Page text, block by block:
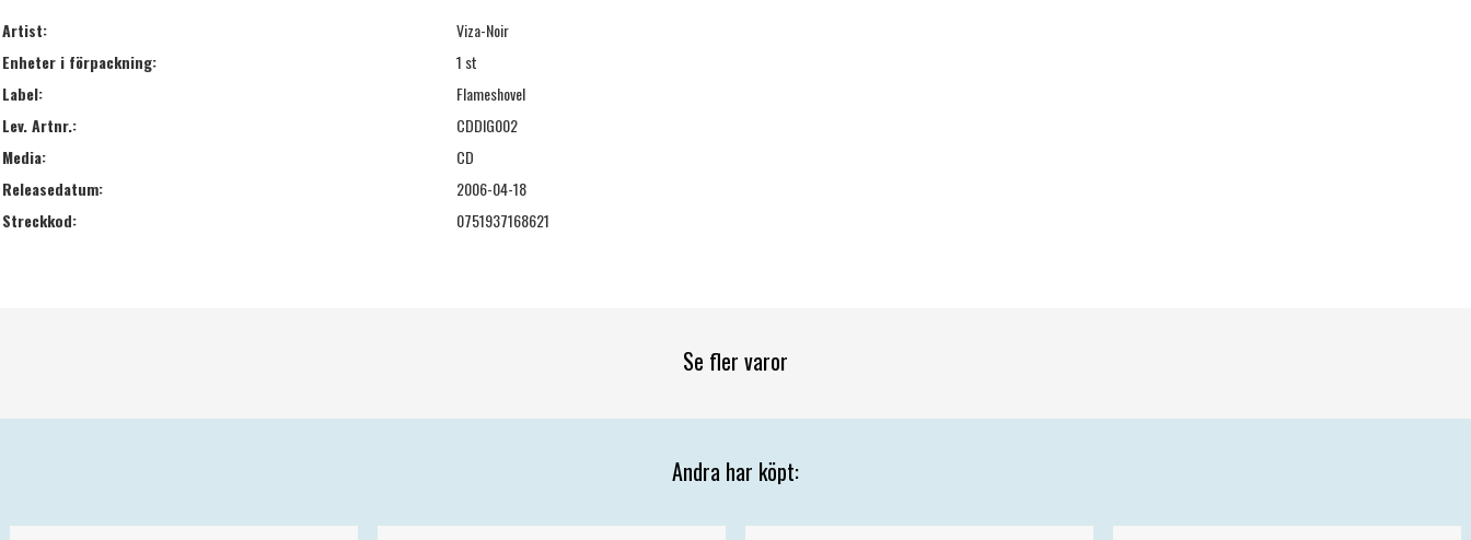
Artist:
Viza-Noir
Enheter i förpackning:
1 st
Label:
Flameshovel
Lev. Artnr.:
CDDIG002
Media:
CD
Releasedatum:
2006-04-18
Streckkod:
0751937168621
Se fler varor
Andra har köpt: